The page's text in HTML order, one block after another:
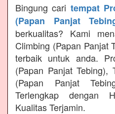
Bingung cari tempat
(Papan Panjat
berkualitas? Kami
Climbing (Papan Panjat
terbaik untuk anda.
(Papan Panjat Tebing),
(Papan Panjat
Terlengkap dengan
Kualitas Terjamin.